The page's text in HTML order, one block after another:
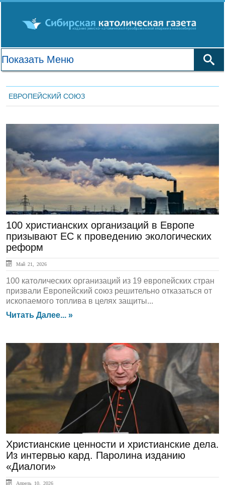
ЕВРОПЕЙСКИЙ СОЮЗ
ЛЕНТА НОВОСТЕЙ
100 христианских организаций в Европе
призывают ЕС к проведению экологических
реформ
Май 21, 2026
100 католических организаций из 19 европейских стран
призвали Европейский союз решительно отказаться от
ископаемого топлива в целях защиты...
Читать Далее... »
ЛЕНТА НОВОСТЕЙ
Христианские ценности и христианские дела.
Из интервью кард. Паролина изданию
«Диалоги»
Апрель 10, 2026